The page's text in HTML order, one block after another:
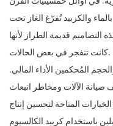
والكربيد تُفرّغ الغاز تحت
قديمة الطراز لأنها
كانت تنفجر في بعض الحالات.
المُحكمين الأداء المالي.
صيانة الآلات ومخاطر انبعاث
المتاحة لتحسين إنتاج